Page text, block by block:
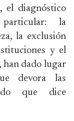
el diagnóstico
la
la exclusión
y el
han dado lugar
devora las
que dice